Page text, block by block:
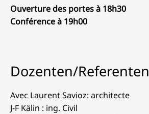
Ouverture des portes à 18h30
Conférence à 19h00
Dozenten/Referenten
Avec Laurent Savioz: architecte
J-F Kälin : ing. Civil